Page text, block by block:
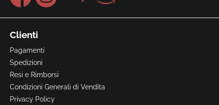
Clienti
Pagamenti
Spedizioni
Resi e Rimborsi
Condizioni Generali di Vendita
Privacy Policy